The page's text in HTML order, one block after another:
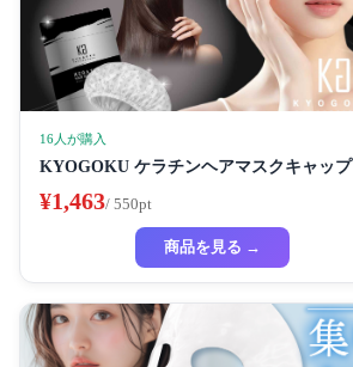
16人が購入
KYOGOKU ケラチンヘアマスクキャップ
¥1,463/ 550pt
商品を見る →